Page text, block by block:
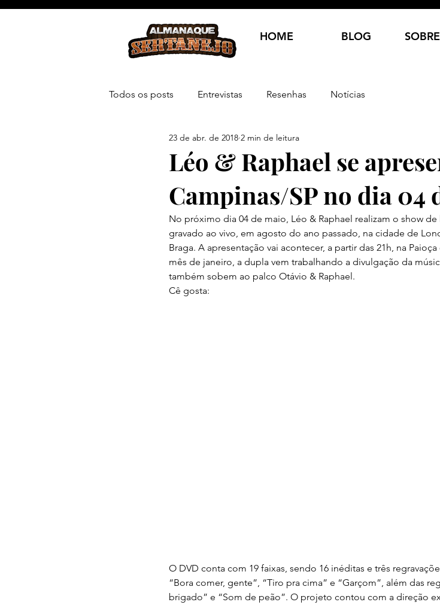
HOME BLOG
Todos os posts Entrevistas Resenhas Notícias
Léo & Raphael se
Campinas/SP no dia 04
23 de abr. de 2018 2 min de leitura
No próximo dia 04 de maio, Léo & Raphael realizam o show
gravado ao vivo, em agosto do ano passado, na cidade de
Braga. A apresentação vai acontecer, a partir das 21h, na
mês de janeiro, a dupla vem trabalhando a divulgação da
também sobem ao palco Otávio & Raphael.
Cê gosta:
O DVD conta com 19 faixas, sendo 16 inéditas e três
“Bora comer, gente”, “Tiro pra cima” e “Garçom”, além das
brigado” e “Som de peão”. O projeto contou com a direção